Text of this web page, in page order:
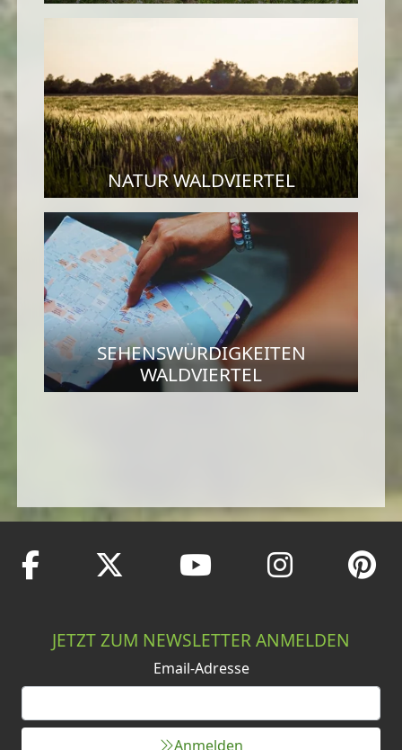
NATUR WALDVIERTEL
SEHENSWÜRDIGKEITEN
WALDVIERTEL
JETZT ZUM NEWSLETTER ANMELDEN
Email-Adresse
Anmelden